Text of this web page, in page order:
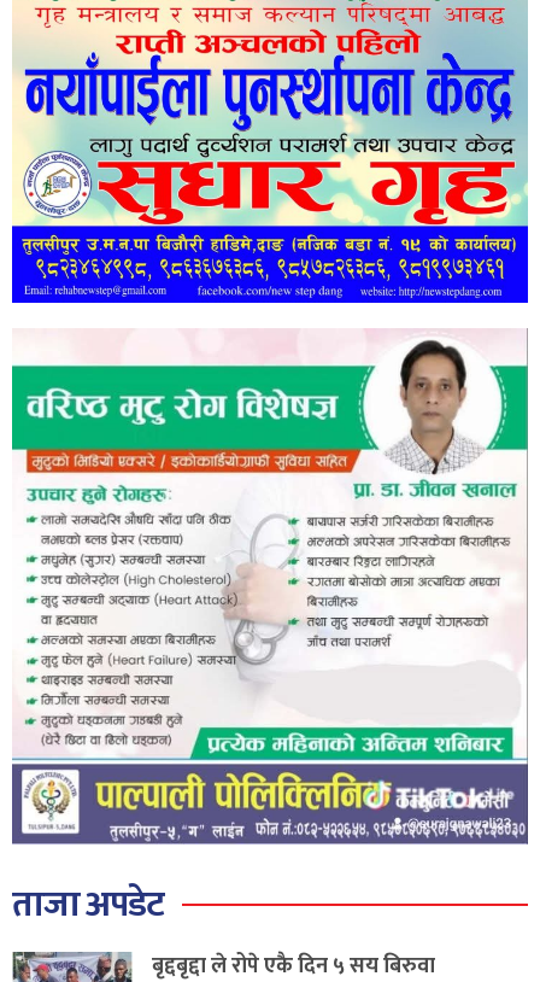
ताजा अपडेट
बृद्दबृद्दा ले रोपे एकै दिन ५ सय बिरुवा